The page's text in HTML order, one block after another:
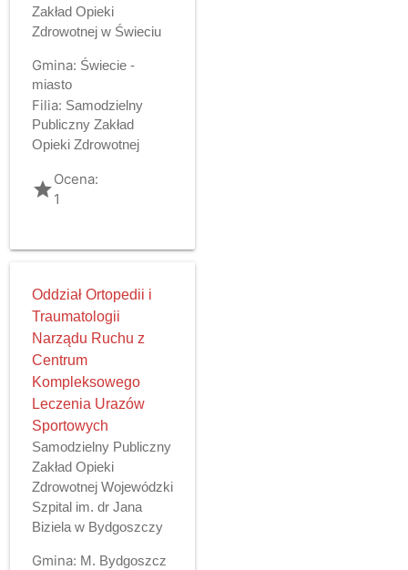
Zakład Opieki
Zdrowotnej w Świeciu
Gmina: Świecie -
miasto
Filia: Samodzielny
Publiczny Zakład
Opieki Zdrowotnej
gradeOcena:
1
Oddział Ortopedii i
Traumatologii
Narządu Ruchu z
Centrum
Kompleksowego
Leczenia Urazów
Sportowych
Samodzielny Publiczny
Zakład Opieki
Zdrowotnej Wojewódzki
Szpital im. dr Jana
Biziela w Bydgoszczy
Gmina: M. Bydgoszcz